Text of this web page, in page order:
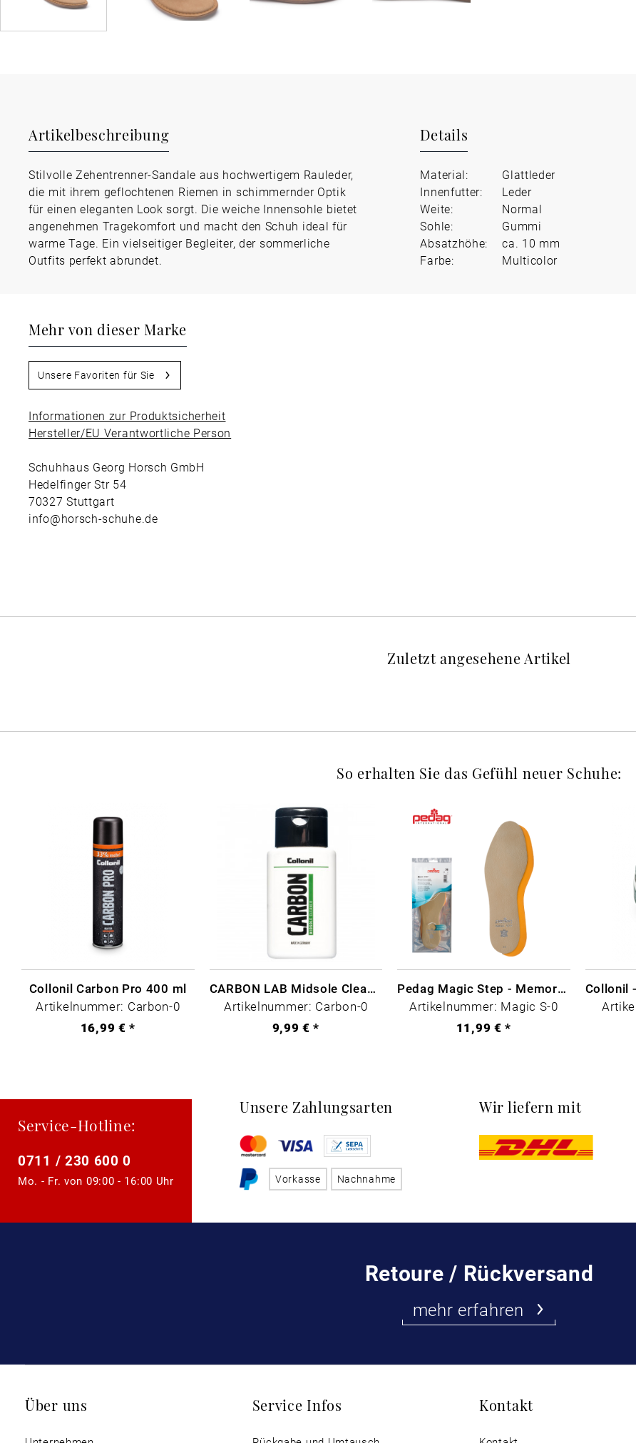
Artikelbeschreibung
Stilvolle Zehentrenner-Sandale aus hochwertigem Rauleder,
die mit ihrem geflochtenen Riemen in schimmernder Optik
für einen eleganten Look sorgt. Die weiche Innensohle bietet
angenehmen Tragekomfort und macht den Schuh ideal für
warme Tage. Ein vielseitiger Begleiter, der sommerliche
Outfits perfekt abrundet.
Details
Material:
Glattleder
Innenfutter:
Leder
Weite:
Normal
Sohle:
Gummi
Absatzhöhe:
ca. 10 mm
Farbe:
Multicolor
Mehr von dieser Marke
Unsere Favoriten für Sie
Informationen zur Produktsicherheit
Hersteller/EU Verantwortliche Person
Schuhhaus Georg Horsch GmbH
Hedelfinger Str 54
70327 Stuttgart
info@horsch-schuhe.de
Zuletzt angesehene Artikel
So erhalten Sie das Gefühl neuer Schuhe:
Collonil Carbon Pro 400 ml
Artikelnummer: Carbon-0
16,99 € *
CARBON LAB Midsole Cleaner
Artikelnummer: Carbon-0
9,99 € *
Pedag Magic Step - Memory Schaum
Artikelnummer: Magic S-0
11,99 € *
Retoure / Rückversand
mehr erfahren
Service-Hotline:
0711 / 230 600 0
Mo. - Fr. von 09:00 - 16:00 Uhr
Unsere Zahlungsarten
Vorkasse Nachnahme
Wir liefern mit
Über uns Service Infos Kontakt